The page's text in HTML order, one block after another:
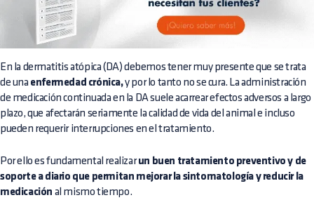
En la dermatitis atópica (DA) debemos tener muy presente que se trata
de una enfermedad crónica,y por lo tanto no se cura. La administración
de medicación continuada en la DA suele acarrear efectos adversos a largo
plazo, que afectarán seriamente la calidad de vida del animal e incluso
pueden requerir interrupciones en el tratamiento.
Por ello es fundamental realizarun buen tratamiento preventivo y de
soporte a diario que permitan mejorar la sintomatología y reducir la
medicación al mismo tiempo.